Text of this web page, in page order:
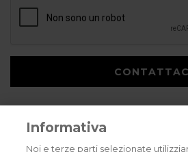
Informativa
Noi e terze parti selezionate